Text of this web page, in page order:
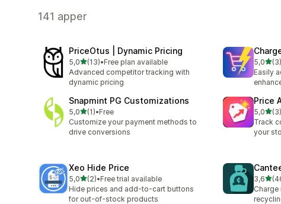
141 apper
PriceOtus | Dynamic Pricing
5,0av 5 stjerner
(13)
Totalt 13 omtaler
•Free plan available
Advanced competitor tracking with
dynamic pricing
5,0av 5(3)
Totalt 3
Easily
Snapmint PG Customizations
5,0av 5 stjerner
(1)
Totalt 1 omtaler
•Free
Customize your payment methods to
drive conversions
Price
5,0av 5
(3)
Totalt
Track
your
Xeo Hide Price
5,0av 5 stjerner
(2)
Totalt 2 omtaler
•Free trial available
Hide prices and add-to-cart buttons
for out-of-stock products
3,6av 5
Totalt